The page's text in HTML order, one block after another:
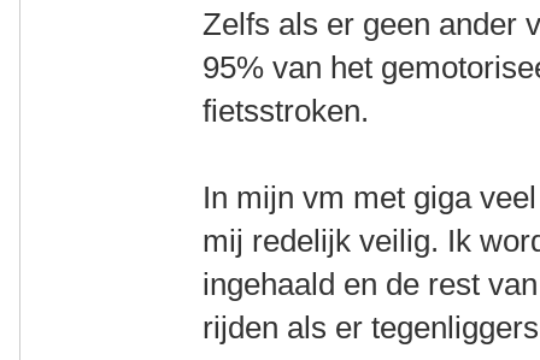
Zelfs als er geen ander
95% van het
fietsstroken.
In mijn vm met giga
mij redelijk veilig. Ik
ingehaald en de rest
rijden als er